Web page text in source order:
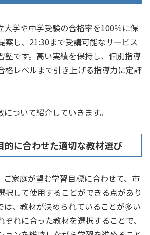
大学や中学受験の合格率を100％に保
案し、21:30まで受講可能なサービス
塾です。高い実績を保持し、個別指導
格レベルまで引き上げる指導力に定評
ついて紹介していきます。
に合わせた適切な教材選び
ご家庭が望む学習目標に合わせて、市
択して使用することができる点があり
は、教材が決められていることが多い
れに合った教材を選択することで、